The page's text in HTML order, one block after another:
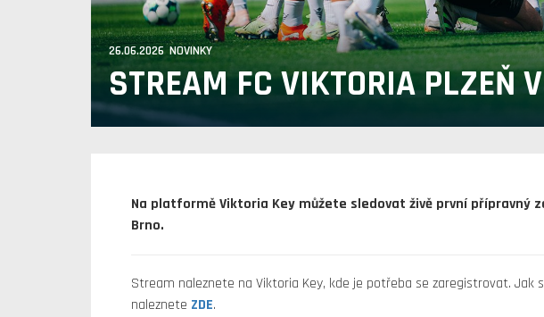
26.06.2026 NOVINKY
STREAM FC VIKTORIA PLZEŇ
Na platformě Viktoria Key můžete sledovat živě první přípravný
Brno.
Stream naleznete na Viktoria Key, kde je potřeba se zaregistrovat. Jak
naleznete ZDE.